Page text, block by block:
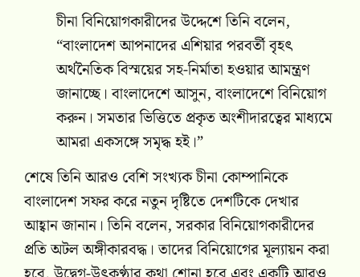
চীনা বিনিয়োগকারীদের উদ্দেশে তিনি বলেন,
“বাংলাদেশ আপনাদের এশিয়ার পরবর্তী বৃহৎ
অর্থনৈতিক বিস্ময়ের সহ-নির্মাতা হওয়ার আমন্ত্রণ
জানাচ্ছে। বাংলাদেশে আসুন, বাংলাদেশে বিনিয়োগ
করুন। সমতার ভিত্তিতে প্রকৃত অংশীদারত্বের মাধ্যমে
আমরা একসঙ্গে সমৃদ্ধ হই।”
শেষে তিনি আরও বেশি সংখ্যক চীনা কোম্পানিকে
বাংলাদেশ সফর করে নতুন দৃষ্টিতে দেশটিকে দেখার
আহ্বান জানান। তিনি বলেন, সরকার বিনিয়োগকারীদের
প্রতি অটল অঙ্গীকারবদ্ধ। তাদের বিনিয়োগের মূল্যায়ন করা